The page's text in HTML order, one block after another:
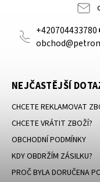
NEJČASTĚJŠÍ
CHCETE REKLAMOVAT
CHCETE VRÁTIT ZBOŽÍ?
OBCHODNÍ PODMÍNKY
KDY OBDRŽÍM ZÁSILKU?
PROČ BYLA DORUČENA